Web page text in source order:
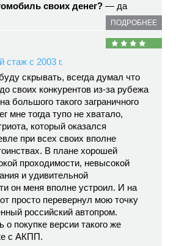
своих денег? — да
ПОДРОБНЕЕ
стаж с 2003 г.
скрывать, всегда думал что
своих конкурентов из-за рубежа
большого такого заграничного
мне тогда тупо не хватало,
который оказался
при всех своих вполне
В плане хорошей
проходимости, невысокой
и удивительной
он меня вполне устроил. И на
просто перевернул мою точку
российский автопром.
покупке версии такого же
с АКПП.